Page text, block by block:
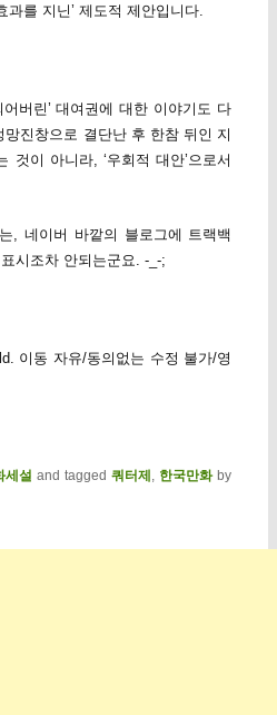
과를 지닌’ 제도적 제안입니다.
버린’ 대여권에 대한 이야기도 다
진창으로 결단난 후 한참 뒤인 지
것이 아니라, ‘우회적 대안’으로서
, 네이버 바깥의 블로그에 트랙백
시조차 안되는군요. -_-;
이동 자유/동의없는 수정 불가/영
세설 and tagged쿼터제 , 한국만화by